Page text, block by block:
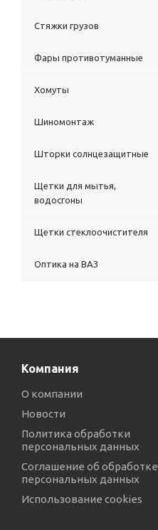
Стяжки грузов
Фары противотуманные
Хомуты
Шиномонтаж
Шторки солнцезащитные
Щетки для мытья,
водосгоны
Щетки стеклоочистителя
Оптика на ВАЗ
Компания
О компании
Новости
Политика обработки
персональных данных
Соглашение об обработке
персональных данных
Использование cookies